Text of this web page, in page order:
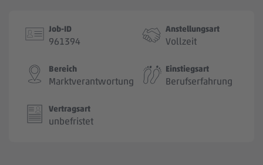
Job-ID
961394
Anstellungsart
Vollzeit
Bereich
Marktverantwortung
Einstiegsart
Berufserfahrung
Vertragsart
unbefristet